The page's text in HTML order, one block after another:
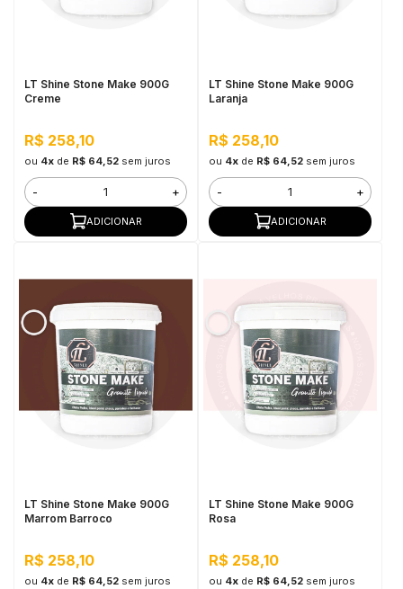
LT Shine Stone Make 900G
Creme
R$ 258,10
ou 4xde R$ 64,52 sem juros
- +
ADICIONAR
LT Shine Stone Make 900G
Laranja
R$ 258,10
ou 4xde R$ 64,52 sem juros
- +
ADICIONAR
LT Shine Stone Make 900G
Marrom Barroco
R$ 258,10
ou 4xde R$ 64,52 sem juros
LT Shine Stone Make 900G
Rosa
R$ 258,10
ou 4xde R$ 64,52 sem juros